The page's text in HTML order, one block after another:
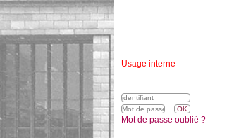
Usage interne
Mot de passe oublié ?